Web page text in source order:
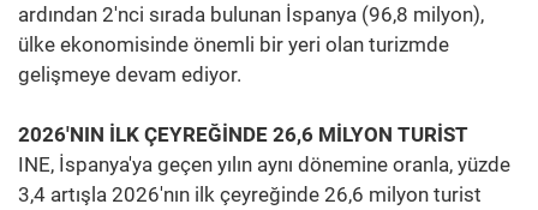
ardından 2'nci sırada bulunan İspanya (96,8 milyon),
ülke ekonomisinde önemli bir yeri olan turizmde
gelişmeye devam ediyor.
2026'NIN İLK ÇEYREĞİNDE 26,6 MİLYON TURİST
INE, İspanya'ya geçen yılın aynı dönemine oranla, yüzde
3,4 artışla 2026'nın ilk çeyreğinde 26,6 milyon turist